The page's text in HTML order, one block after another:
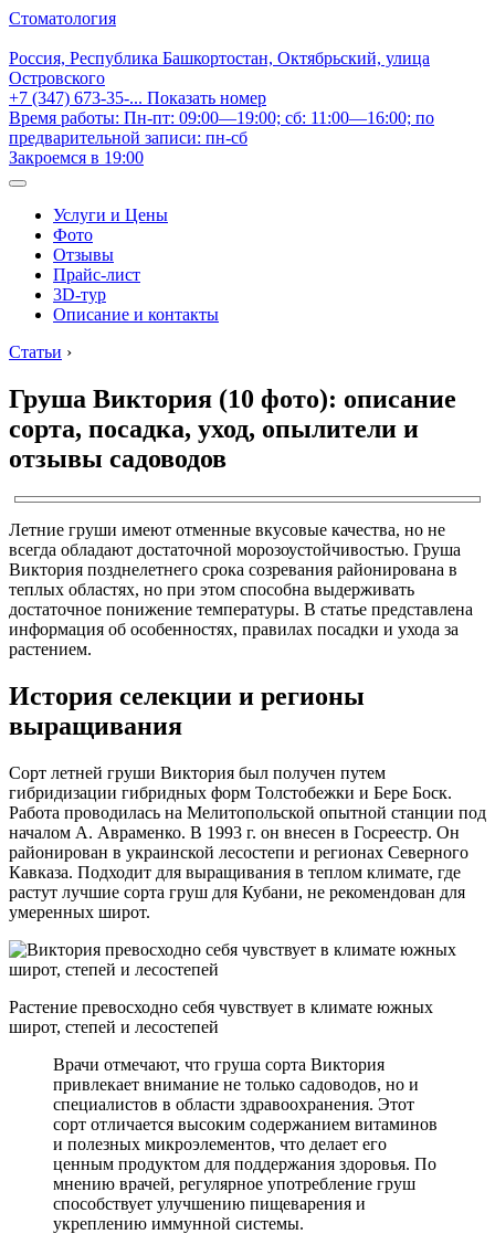
Стоматология
Россия, Республика Башкортостан, Октябрьский, улица
Островского
+7 (347) 673-35-... Показать номер
Время работы: Пн-пт: 09:00—19:00; сб: 11:00—16:00; по
предварительной записи: пн-сб
Закроемся в 19:00
Услуги и Цены
Фото
Отзывы
Прайс-лист
3D-тур
Описание и контакты
Статьи ›
Груша Виктория (10 фото): описание
сорта, посадка, уход, опылители и
отзывы садоводов
Летние груши имеют отменные вкусовые качества, но не
всегда обладают достаточной морозоустойчивостью. Груша
Виктория позднелетнего срока созревания районирована в
теплых областях, но при этом способна выдерживать
достаточное понижение температуры. В статье представлена
информация об особенностях, правилах посадки и ухода за
растением.
История селекции и регионы
выращивания
Сорт летней груши Виктория был получен путем
гибридизации гибридных форм Толстобежки и Бере Боск.
Работа проводилась на Мелитопольской опытной станции под
началом А. Авраменко. В 1993 г. он внесен в Госреестр. Он
районирован в украинской лесостепи и регионах Северного
Кавказа. Подходит для выращивания в теплом климате, где
растут лучшие сорта груш для Кубани, не рекомендован для
умеренных широт.
Растение превосходно себя чувствует в климате южных
широт, степей и лесостепей
Врачи отмечают, что груша сорта Виктория
привлекает внимание не только садоводов, но и
специалистов в области здравоохранения. Этот
сорт отличается высоким содержанием витаминов
и полезных микроэлементов, что делает его
ценным продуктом для поддержания здоровья. По
мнению врачей, регулярное употребление груш
способствует улучшению пищеварения и
укреплению иммунной системы.